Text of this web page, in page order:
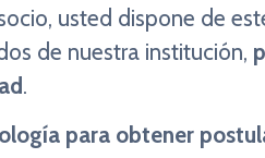
usted dispone de
de nuestra institución,
.
para obtener